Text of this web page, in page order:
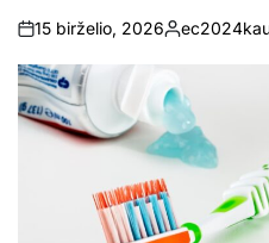
on
15 birželio, 2026
Posted